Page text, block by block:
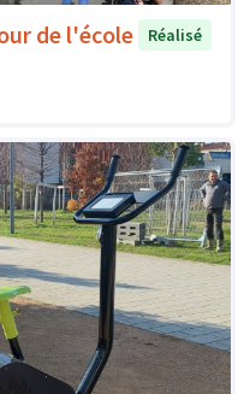
de l'école
Réalisé